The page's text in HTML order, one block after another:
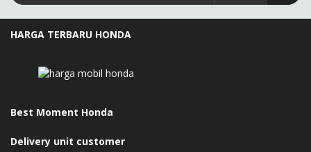
HARGA TERBARU HONDA
Best Moment Honda
Delivery unit customer